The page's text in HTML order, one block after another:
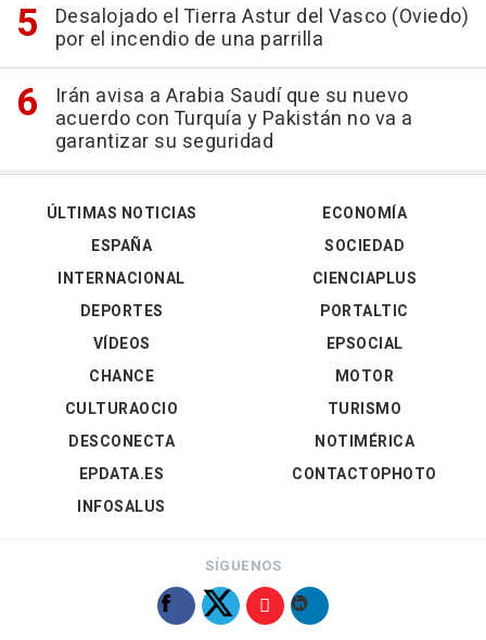
Desalojado el Tierra Astur del Vasco (Oviedo)
por el incendio de una parrilla
Irán avisa a Arabia Saudí que su nuevo
acuerdo con Turquía y Pakistán no va a
garantizar su seguridad
ÚLTIMAS NOTICIAS
ESPAÑA
INTERNACIONAL
DEPORTES
VÍDEOS
ECONOMÍA
SOCIEDAD
CIENCIAPLUS
PORTALTIC
EPSOCIAL
CHANCE
CULTURAOCIO
DESCONECTA
EPDATA.ES
INFOSALUS
MOTOR
TURISMO
NOTIMÉRICA
CONTACTOPHOTO
SÍGUENOS